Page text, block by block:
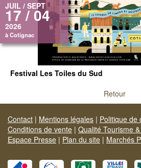
JUIL / SEPT
17 / 04
2026
à Cotignac
Festival Les Toiles du Sud
Retour
Contact | Mentions légales | Politique de
Conditions de vente | Qualité Tourisme
Espace Presse | Plan du site | Marchés